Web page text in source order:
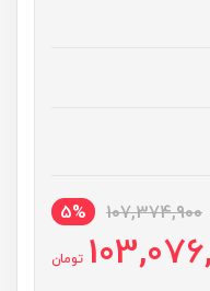
107,374,900
5%
تومان